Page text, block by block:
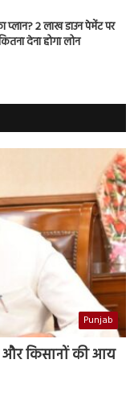
2 लाख डाउन पेमेंट पर
देना होगा लोन
Punjab
और किसानों की आय